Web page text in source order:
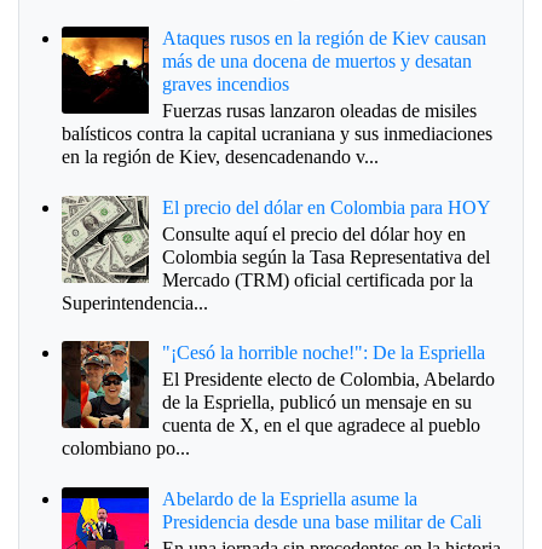
Ataques rusos en la región de Kiev causan
más de una docena de muertos y desatan
graves incendios
Fuerzas rusas lanzaron oleadas de misiles
balísticos contra la capital ucraniana y sus inmediaciones
en la región de Kiev, desencadenando v...
El precio del dólar en Colombia para HOY
Consulte aquí el precio del dólar hoy en
Colombia según la Tasa Representativa del
Mercado (TRM) oficial certificada por la
Superintendencia...
"¡Cesó la horrible noche!": De la Espriella
El Presidente electo de Colombia, Abelardo
de la Espriella, publicó un mensaje en su
cuenta de X, en el que agradece al pueblo
colombiano po...
Abelardo de la Espriella asume la
Presidencia desde una base militar de Cali